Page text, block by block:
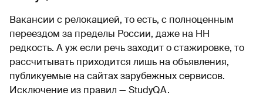
Вакансии с релокацией, то есть, с полноценным
переездом за пределы России, даже на HH
редкость. А уж если речь заходит о стажировке, то
рассчитывать приходится лишь на объявления,
публикуемые на сайтах зарубежных сервисов.
Исключение из правил — StudyQA.